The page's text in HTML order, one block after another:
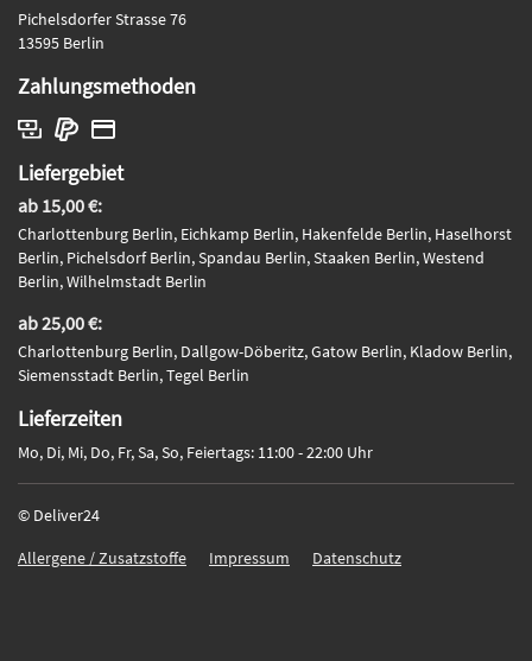
Pichelsdorfer Strasse 76
13595 Berlin
Zahlungsmethoden
Liefergebiet
ab 15,00 €:
Charlottenburg Berlin, Eichkamp Berlin, Hakenfelde Berlin, Haselhorst
Berlin, Pichelsdorf Berlin, Spandau Berlin, Staaken Berlin, Westend
Berlin, Wilhelmstadt Berlin
ab 25,00 €:
Charlottenburg Berlin, Dallgow-Döberitz, Gatow Berlin, Kladow Berlin,
Siemensstadt Berlin, Tegel Berlin
Lieferzeiten
Mo, Di, Mi, Do, Fr, Sa, So, Feiertags: 11:00 - 22:00 Uhr
© Deliver24
Allergene / Zusatzstoffe
Impressum Datenschutz